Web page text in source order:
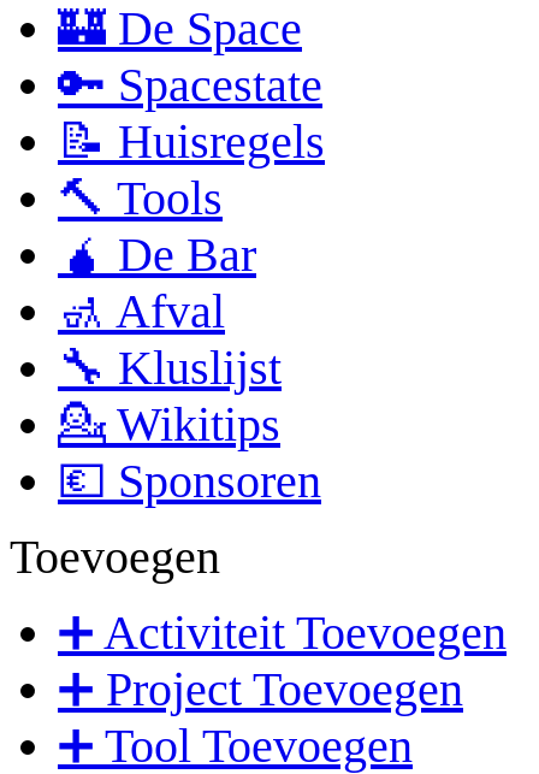
🏰 De Space
🔑 Spacestate
📝 Huisregels
🔨 Tools
🧉 De Bar
🚮 Afval
🔧 Kluslijst
💁 Wikitips
💶 Sponsoren
Toevoegen
➕ Activiteit Toevoegen
➕ Project Toevoegen
➕ Tool Toevoegen